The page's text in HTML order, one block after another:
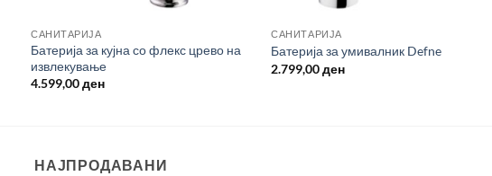
САНИТАРИЈА
Батерија за кујна со флекс црево на
извлекување
4.599,00ден
САНИТАРИЈА
Батерија за умивалник Defne
2.799,00ден
НАЈПРОДАВАНИ